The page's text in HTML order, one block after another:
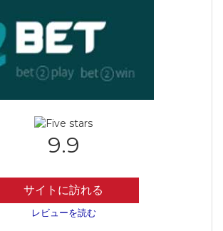
9.9
サイトに訪れる
レビューを読む